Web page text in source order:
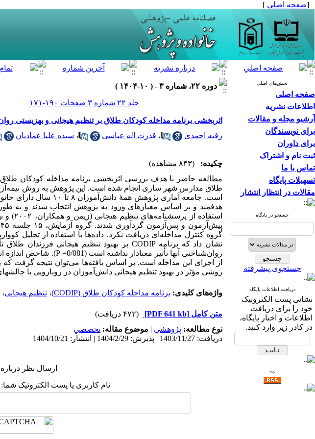
[صفحه اصلی ]
بخش‌های اصلی
صفحه اصلی
اطلاعات نشریه
آرشیو مجله و مقالات
برای نویسندگان
برای داوران
ثبت نام و اشتراک
تماس با ما
تسهیلات پایگاه
مقالات در انتظار انتشار
جستجو در پایگاه
جستجوی پیشرفته
دریافت اطلاعات پایگاه
نشانی پست الکترونیک
خود را برای دریافت
اطلاعات و اخبار پایگاه،
در کادر زیر وارد کنید.
rss
دوره ۲۲، شماره ۳ - ( ۱۰-۱۴۰۴ )
جلد ۲۲ شماره ۳ صفحات ۱۹۰-۱۷۱
اثربخشی برنامه مداخله کودکان طلاق بر تنظیم هیجانی و بهزیستی
رقیه احمدی
، قدرت اله عباسی ، سیده علیا عمادیان
چکیده:
(۸۴۳ مشاهده)
طلاق مدارس شهر ساری انجام شده است. این پژوهش به روش
هدفمند و بر اساس معیارهای ورود به پژوهش انتخاب شدند و به
روشی مؤثر در بهبود تنظیم هیجانی دانش‌آموزان در رویارویی با
واژه‌های کلیدی: برنامه مداخله کودکان طلاق (CODIP) ، تنظیم هیجانی،
متن کامل [PDF 641 kb]
(۴۷۲ دریافت)
نوع مطالعه: پژوهشي | موضوع مقاله: تخصصي
دریافت: 1403/11/27 | پذیرش: 1404/2/29 | انتشار: 1404/10/21
ارسال نظر
نام کاربری یا پست الکترونیک شما: